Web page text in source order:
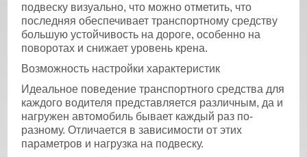
подвеску визуально, что можно отметить, что
последняя обеспечивает транспортному средству
большую устойчивость на дороге, особенно на
поворотах и снижает уровень крена.
Возможность настройки характеристик
Идеальное поведение транспортного средства для
каждого водителя представляется различным, да и
нагружен автомобиль бывает каждый раз по-
разному. Отличается в зависимости от этих
параметров и нагрузка на подвеску.